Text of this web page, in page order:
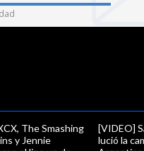
The Smashing
y Jennie
[VIDEO]
lució la